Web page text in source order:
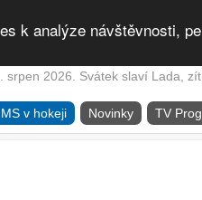
k analýze návštěvnosti,
srpen 2026. Svátek slaví Lada,
MS v hokeji Novinky TV